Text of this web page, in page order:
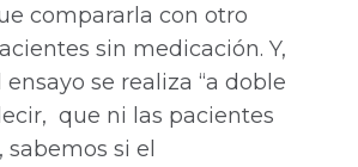
compararla con otro
sin medicación. Y,
ensayo se realiza “a doble
que ni las pacientes
sabemos si el